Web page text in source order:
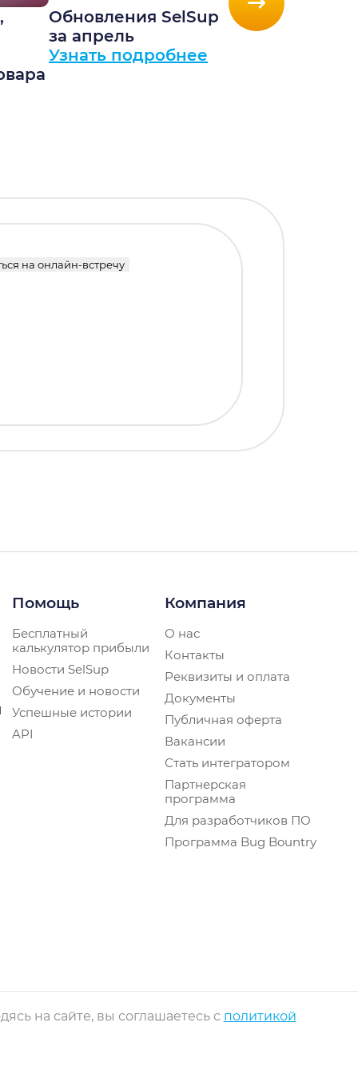
Обновления SelSup
за апрель
Узнать подробнее
на онлайн-встречу
Помощь
Бесплатный
калькулятор прибыли
Новости SelSup
Обучение и новости
Успешные истории
API
Компания
О нас
Контакты
Реквизиты и оплата
Документы
Публичная оферта
Вакансии
Стать интегратором
Партнерская
программа
Для разработчиков ПО
Программа Bug Bountry
на сайте, вы соглашаетесь с политикой